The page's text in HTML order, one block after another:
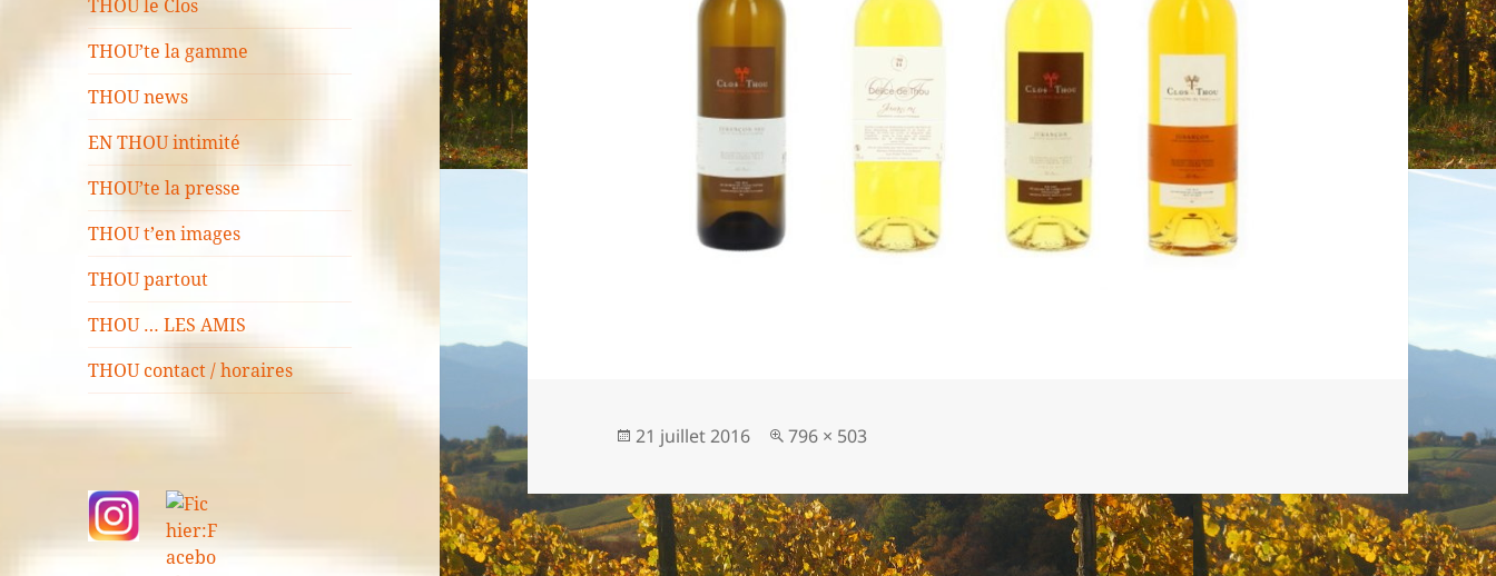
THOU le Clos
THOU’te la gamme
THOU news
EN THOU intimité
THOU’te la presse
THOU t’en images
THOU partout
THOU … LES AMIS
THOU contact / horaires
Publié
21 juillet 2016
Taille
796 × 503